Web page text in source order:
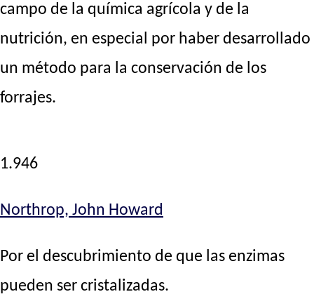
campo de la química agrícola y de la
nutrición, en especial por haber desarrollado
un método para la conservación de los
forrajes.
1.946
Northrop, John Howard
Por el descubrimiento de que las enzimas
pueden ser cristalizadas.